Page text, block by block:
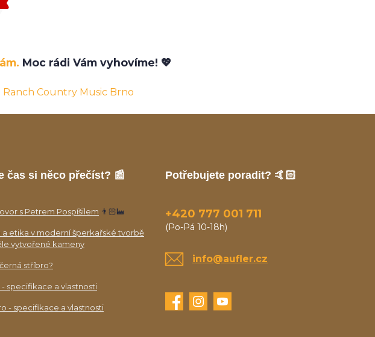
Moc rádi Vám vyhovíme! 💖
Ranch Country Music Brno
čas si něco přečíst? 📰
s Petrem Pospíšilem 👨🏻‍🏭
a etika v moderní šperkařské tvorbě
vytvořené kameny
stříbro?
- specifikace a vlastnosti
- specifikace a vlastnosti
Potřebujete poradit? 🤙🏻
+420 777 001 711
(Po-Pá 10-18h)
info@aufler.cz